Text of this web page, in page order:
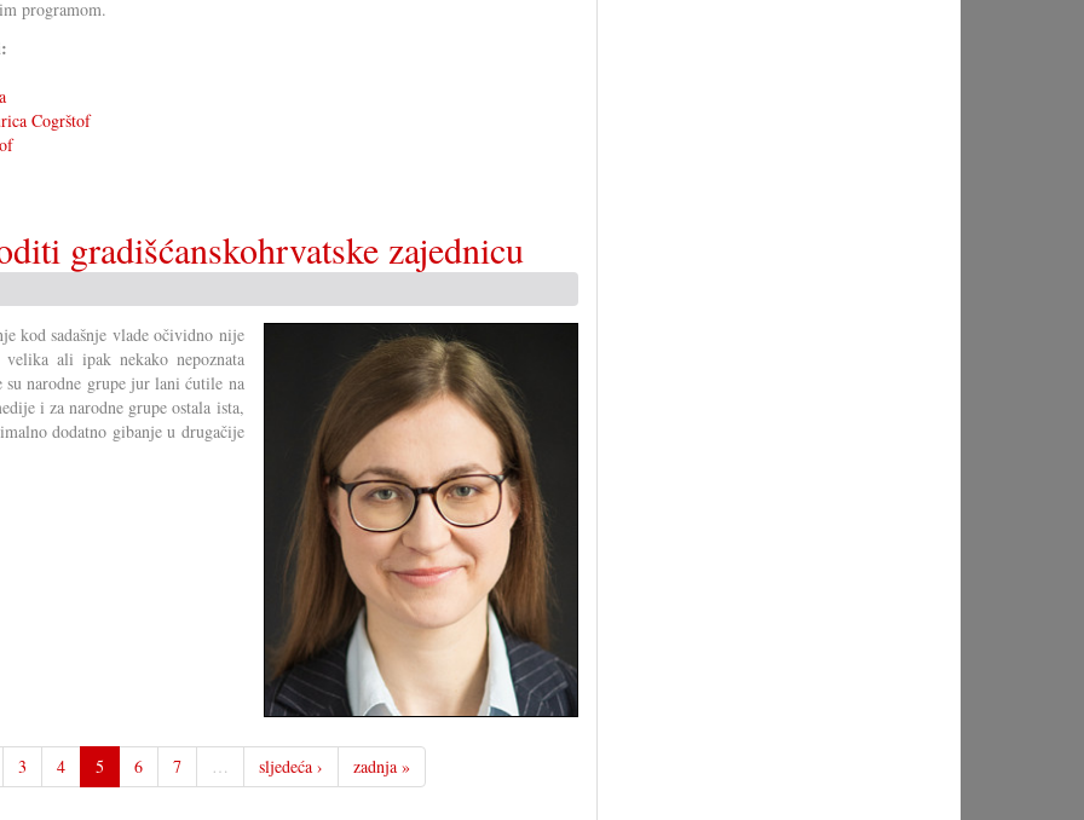
programom.
Cogrštof
gradišćanskohrvatske zajednicu
kod sadašnje vlade očividno nije
ali ipak nekako nepoznata
su narodne grupe jur lani ćutile na
i za narodne grupe ostala ista,
dodatno gibanje u drugačije
3 4 5 6 7 … sljedeća › zadnja »